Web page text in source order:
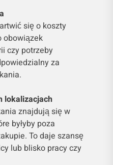
się o koszty
obowiązek
czy potrzeby
za
lokalizacjach
znajdują się w
byłyby poza
To daje szansę
lub blisko pracy czy